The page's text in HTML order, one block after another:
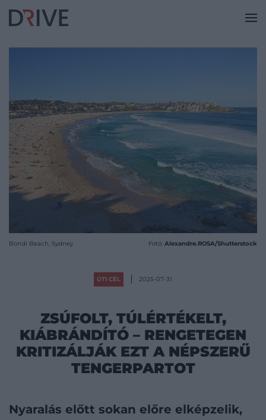
Bondi Beach, Sydney Fotó: Alexandre.ROSA/Shutterstock
ÚTI CÉL 2025-07-31
ZSÚFOLT, TÚLÉRTÉKELT,
KIÁBRÁNDÍTÓ – RENGETEGEN
KRITIZÁLJÁK EZT A NÉPSZERŰ
TENGERPARTOT
Nyaralás előtt sokan előre elképzelik,